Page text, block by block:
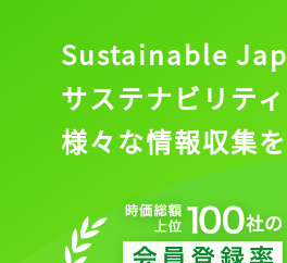
Sustainable
サステナビリテ
様々な情報収集